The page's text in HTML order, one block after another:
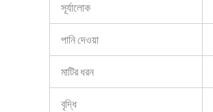
সূর্যালোক
পানি দেওয়া
মাটির ধরন
বৃদ্ধি